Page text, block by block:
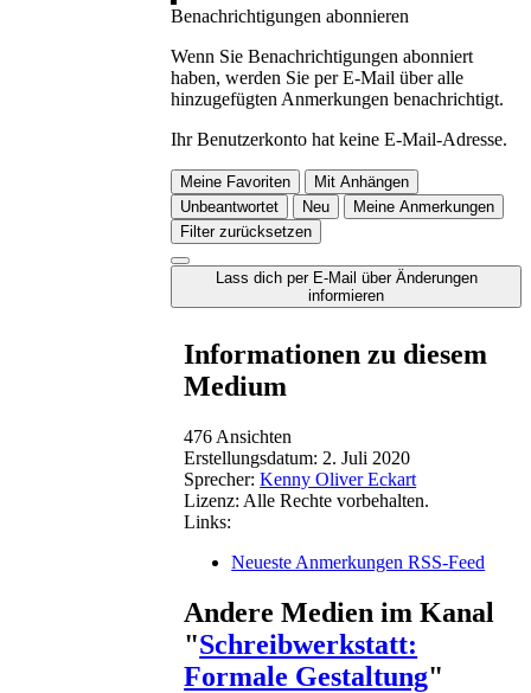
Benachrichtigungen abonnieren
Wenn Sie Benachrichtigungen abonniert
haben, werden Sie per E-Mail über alle
hinzugefügten Anmerkungen benachrichtigt.
Ihr Benutzerkonto hat keine E-Mail-Adresse.
Meine Favoriten
Mit Anhängen
Unbeantwortet
Neu
Meine Anmerkungen
Filter zurücksetzen
Lass dich per E-Mail über Änderungen
informieren
Informationen zu diesem
Medium
476 Ansichten
Erstellungsdatum: 2. Juli 2020
Sprecher: Kenny Oliver Eckart
Lizenz: Alle Rechte vorbehalten.
Links:
Neueste Anmerkungen RSS-Feed
Andere Medien im Kanal
"Schreibwerkstatt:
Formale Gestaltung"